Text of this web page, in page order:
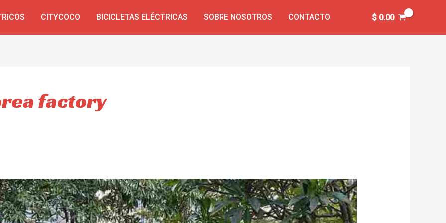
CITYCOCO BICICLETAS ELÉCTRICAS SOBRE NOSOTROS CONTACTO $0.00
factory